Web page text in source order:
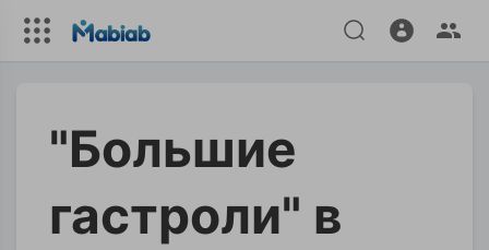
"Большие
гастроли" в